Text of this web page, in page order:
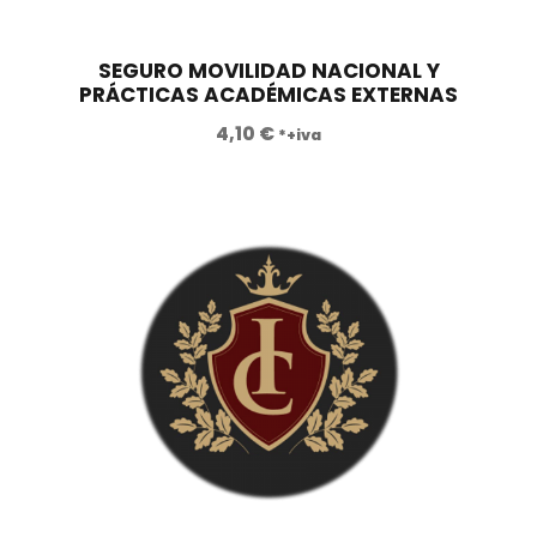
a
:
8
0
0
.
2
1
.
SEGURO MOVILIDAD NACIONAL Y
PRÁCTICAS ACADÉMICAS EXTERNAS
4,10 € *+iva